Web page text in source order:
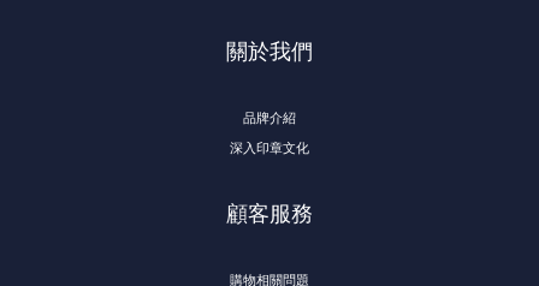
關於我們
品牌介紹
深入印章文化
顧客服務
購物相關問題